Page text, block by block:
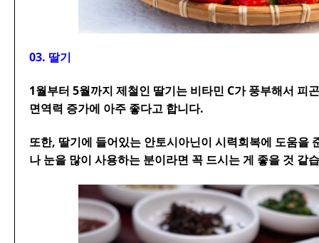
03. 딸기
1월부터 5월까지 제철인 딸기는 비타민 C가 풍부해서 피
면역력 증가에 아주 좋다고 합니다.
또한, 딸기에 들어있는 안토시아닌이 시력회복에 도움을
나 눈을 많이 사용하는 분이라면 꼭 드시는 게 좋을 것 같